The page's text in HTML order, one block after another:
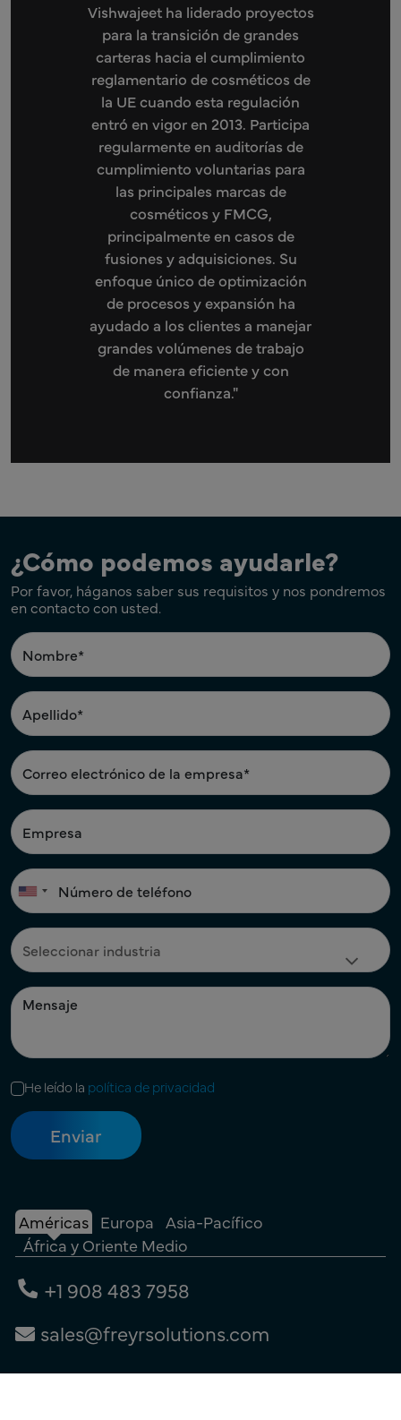
Vishwajeet ha liderado proyectos
para la transición de grandes
carteras hacia el cumplimiento
reglamentario de cosméticos de
la UE cuando esta regulación
entró en vigor en 2013. Participa
regularmente en auditorías de
cumplimiento voluntarias para
las principales marcas de
cosméticos y FMCG,
principalmente en casos de
fusiones y adquisiciones. Su
enfoque único de optimización
de procesos y expansión ha
ayudado a los clientes a manejar
grandes volúmenes de trabajo
de manera eficiente y con
confianza."
¿Cómo podemos ayudarle?
Por favor, háganos saber sus requisitos y nos pondremos
en contacto con usted.
He leído la política de privacidad
Américas Europa Asia-Pacífico
África y Oriente Medio
+1 908 483 7958
sales@freyrsolutions.com